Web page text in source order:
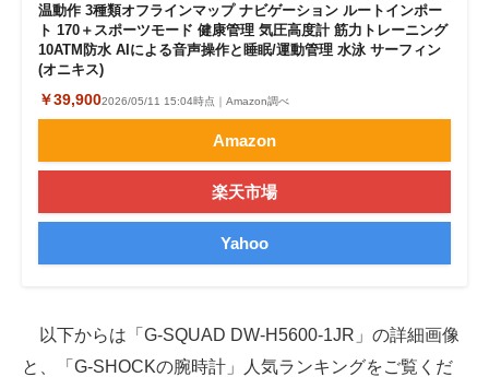
温動作 3種類オフラインマップ ナビゲーション ルートインポー
ト 170＋スポーツモード 健康管理 気圧高度計 筋力トレーニング
10ATM防水 AIによる音声操作と睡眠/運動管理 水泳 サーフィン
(オニキス)
￥39,9002026/05/11 15:04時点｜Amazon調べ
Amazon
楽天市場
Yahoo
以下からは「G-SQUAD DW-H5600-1JR」の詳細画像
と、「G-SHOCKの腕時計」人気ランキングをご覧くだ